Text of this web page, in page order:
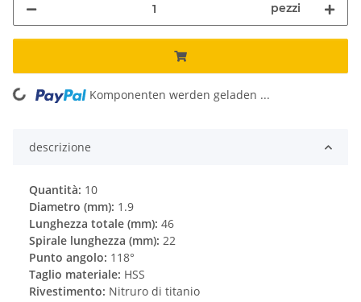
pezzi
Loading... Komponenten werden geladen ...
descrizione
Quantità: 10
Diametro (mm): 1.9
Lunghezza totale (mm): 46
Spirale lunghezza (mm): 22
Punto angolo: 118°
Taglio materiale: HSS
Rivestimento: Nitruro di titanio